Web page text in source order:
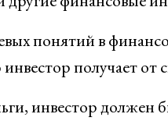
понятий в
получает от
инвестор должен